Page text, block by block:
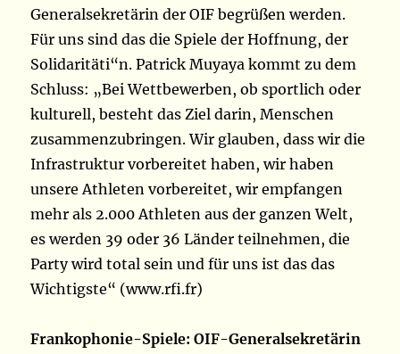
Generalsekretärin der OIF begrüßen werden.
Für uns sind das die Spiele der Hoffnung, der
Solidaritäti“n. Patrick Muyaya kommt zu dem
Schluss: „Bei Wettbewerben, ob sportlich oder
kulturell, besteht das Ziel darin, Menschen
zusammenzubringen. Wir glauben, dass wir die
Infrastruktur vorbereitet haben, wir haben
unsere Athleten vorbereitet, wir empfangen
mehr als 2.000 Athleten aus der ganzen Welt,
es werden 39 oder 36 Länder teilnehmen, die
Party wird total sein und für uns ist das das
Wichtigste“ (www.rfi.fr)
Frankophonie-Spiele: OIF-Generalsekretärin